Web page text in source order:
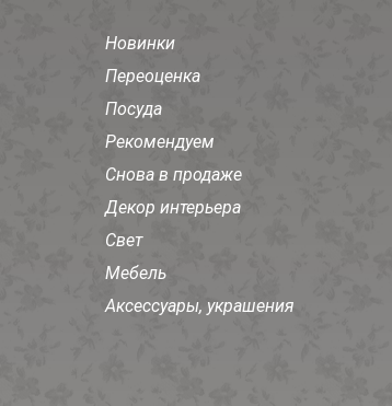
Новинки
Переоценка
Посуда
Рекомендуем
Снова в продаже
Декор интерьера
Свет
Мебель
Аксессуары, украшения